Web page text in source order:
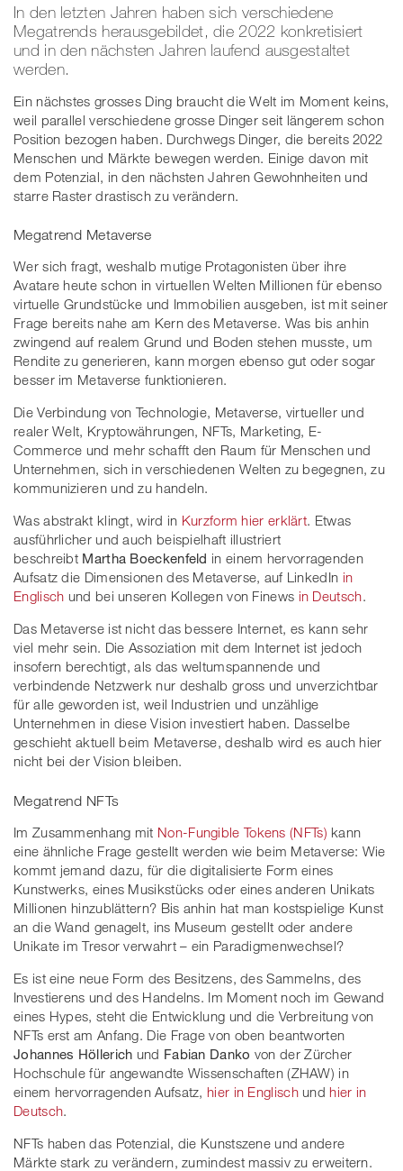
In den letzten Jahren haben sich verschiedene
Megatrends herausgebildet, die 2022 konkretisiert
und in den nächsten Jahren laufend ausgestaltet
werden.
Ein nächstes grosses Ding braucht die Welt im Moment keins,
weil parallel verschiedene grosse Dinger seit längerem schon
Position bezogen haben. Durchwegs Dinger, die bereits 2022
Menschen und Märkte bewegen werden. Einige davon mit
dem Potenzial, in den nächsten Jahren Gewohnheiten und
starre Raster drastisch zu verändern.
Megatrend Metaverse
Wer sich fragt, weshalb mutige Protagonisten über ihre
Avatare heute schon in virtuellen Welten Millionen für ebenso
virtuelle Grundstücke und Immobilien ausgeben, ist mit seiner
Frage bereits nahe am Kern des Metaverse. Was bis anhin
zwingend auf realem Grund und Boden stehen musste, um
Rendite zu generieren, kann morgen ebenso gut oder sogar
besser im Metaverse funktionieren.
Die Verbindung von Technologie, Metaverse, virtueller und
realer Welt, Kryptowährungen, NFTs, Marketing, E-
Commerce und mehr schafft den Raum für Menschen und
Unternehmen, sich in verschiedenen Welten zu begegnen, zu
kommunizieren und zu handeln.
Was abstrakt klingt, wird in Kurzform hier erklärt. Etwas
ausführlicher und auch beispielhaft illustriert
beschreibt Martha Boeckenfeld in einem hervorragenden
Aufsatz die Dimensionen des Metaverse, auf LinkedIn in
Englisch und bei unseren Kollegen von Finews in Deutsch.
Das Metaverse ist nicht das bessere Internet, es kann sehr
viel mehr sein. Die Assoziation mit dem Internet ist jedoch
insofern berechtigt, als das weltumspannende und
verbindende Netzwerk nur deshalb gross und unverzichtbar
für alle geworden ist, weil Industrien und unzählige
Unternehmen in diese Vision investiert haben. Dasselbe
geschieht aktuell beim Metaverse, deshalb wird es auch hier
nicht bei der Vision bleiben.
Megatrend NFTs
Im Zusammenhang mit Non-Fungible Tokens (NFTs) kann
eine ähnliche Frage gestellt werden wie beim Metaverse: Wie
kommt jemand dazu, für die digitalisierte Form eines
Kunstwerks, eines Musikstücks oder eines anderen Unikats
Millionen hinzublättern? Bis anhin hat man kostspielige Kunst
an die Wand genagelt, ins Museum gestellt oder andere
Unikate im Tresor verwahrt – ein Paradigmenwechsel?
Es ist eine neue Form des Besitzens, des Sammelns, des
Investierens und des Handelns. Im Moment noch im Gewand
eines Hypes, steht die Entwicklung und die Verbreitung von
NFTs erst am Anfang. Die Frage von oben beantworten
Johannes Höllerich und Fabian Danko von der Zürcher
Hochschule für angewandte Wissenschaften (ZHAW) in
einem hervorragenden Aufsatz,hier in Englischundhier in
Deutsch
NFTs haben das Potenzial, die Kunstszene und andere
Märkte stark zu verändern, zumindest massiv zu erweitern.